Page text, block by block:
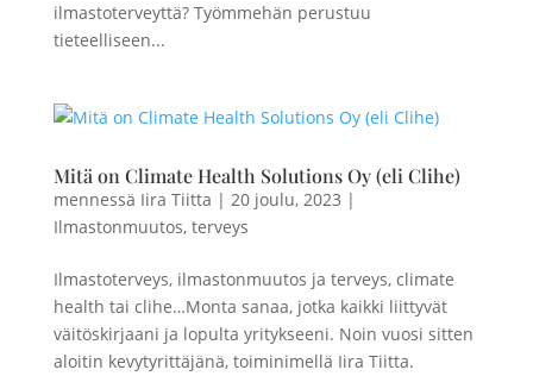
ilmastoterveyttä? Työmmehän perustuu
tieteelliseen...
Mitä on Climate Health Solutions Oy (eli Clihe)
mennessä Iira Tiitta | 20 joulu, 2023 |
Ilmastonmuutos, terveys
Ilmastoterveys, ilmastonmuutos ja terveys, climate
health tai clihe…Monta sanaa, jotka kaikki liittyvät
väitöskirjaani ja lopulta yritykseeni. Noin vuosi sitten
aloitin kevytyrittäjänä, toiminimellä Iira Tiitta.